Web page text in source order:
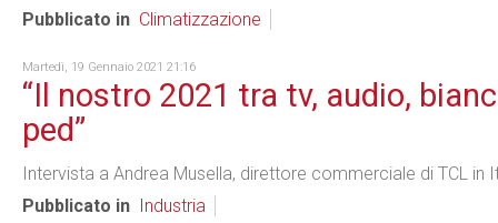
Pubblicato in Climatizzazione
Martedì, 19 Gennaio 2021 21:16
“Il nostro 2021 tra tv, audio,
ped”
Intervista a Andrea Musella, direttore commerciale di TCL in
Pubblicato in
Industria